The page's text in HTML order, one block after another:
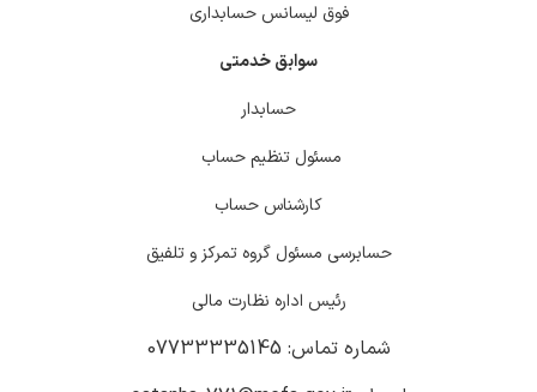
فوق لیسانس حسابداری
سوابق خدمتی
حسابدار
مسئول تنظیم حساب
کارشناس حساب
حسابرسی مسئول گروه تمرکز و تلفیق
رئیس اداره نظارت مالی
شماره تماس: 07733335145